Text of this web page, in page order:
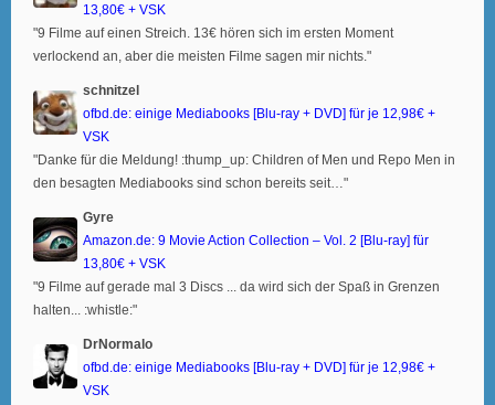
13,80€ + VSK
"9 Filme auf einen Streich. 13€ hören sich im ersten Moment
verlockend an, aber die meisten Filme sagen mir nichts."
schnitzel
ofbd.de: einige Mediabooks [Blu-ray + DVD] für je 12,98€ +
VSK
"Danke für die Meldung! :thump_up: Children of Men und Repo Men in
den besagten Mediabooks sind schon bereits seit…"
Gyre
Amazon.de: 9 Movie Action Collection – Vol. 2 [Blu-ray] für
13,80€ + VSK
"9 Filme auf gerade mal 3 Discs ... da wird sich der Spaß in Grenzen
halten... :whistle:"
DrNormalo
ofbd.de: einige Mediabooks [Blu-ray + DVD] für je 12,98€ +
VSK